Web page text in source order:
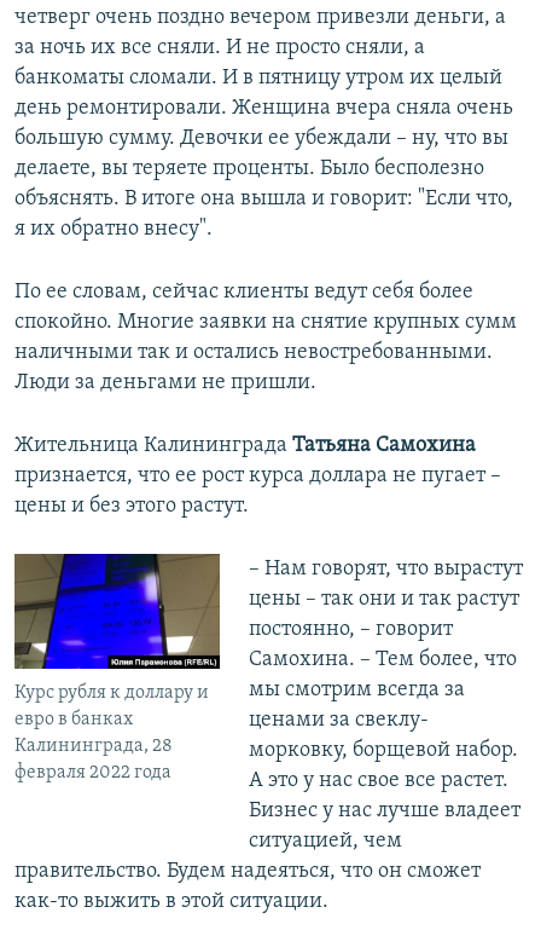
четверг очень поздно вечером привезли деньги, а
за ночь их все сняли. И не просто сняли, а
банкоматы сломали. И в пятницу утром их целый
день ремонтировали. Женщина вчера сняла очень
большую сумму. Девочки ее убеждали – ну, что вы
делаете, вы теряете проценты. Было бесполезно
объяснять. В итоге она вышла и говорит: "Если что,
я их обратно внесу".
По ее словам, сейчас клиенты ведут себя более
спокойно. Многие заявки на снятие крупных сумм
наличными так и остались невостребованными.
Люди за деньгами не пришли.
Жительница Калининграда Татьяна Самохина
признается, что ее рост курса доллара не пугает –
цены и без этого растут.
Курс рубля к доллару и
евро в банках
Калининграда, 28
февраля 2022 года
– Нам говорят, что вырастут
цены – так они и так растут
постоянно, – говорит
Самохина. – Тем более, что
мы смотрим всегда за
ценами за свеклу-
морковку, борщевой набор.
А это у нас свое все растет.
Бизнес у нас лучше владеет
ситуацией, чем
правительство. Будем надеяться, что он сможет
как-то выжить в этой ситуации.